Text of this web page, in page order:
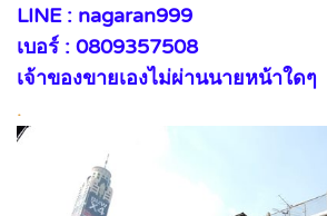
LINE : nagaran999
เบอร์ : 0809357508
เจ้าของขายเองไม่ผ่านนายหน้าใดๆ
.